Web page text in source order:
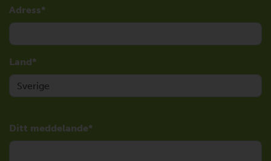
Adress
Land
Ditt meddelande